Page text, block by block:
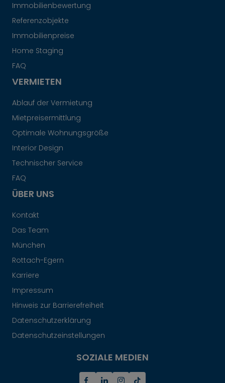
Immobilienbewertung
Referenzobjekte
Immobilienpreise
Home Staging
FAQ
VERMIETEN
Ablauf der Vermietung
Mietpreisermittlung
Optimale Wohnungsgröße
Interior Design
Technischer Service
FAQ
ÜBER UNS
Kontakt
Das Team
München
Rottach-Egern
Karriere
Impressum
Hinweis zur Barrierefreiheit
Datenschutzerklärung
Datenschutzeinstellungen
SOZIALE MEDIEN